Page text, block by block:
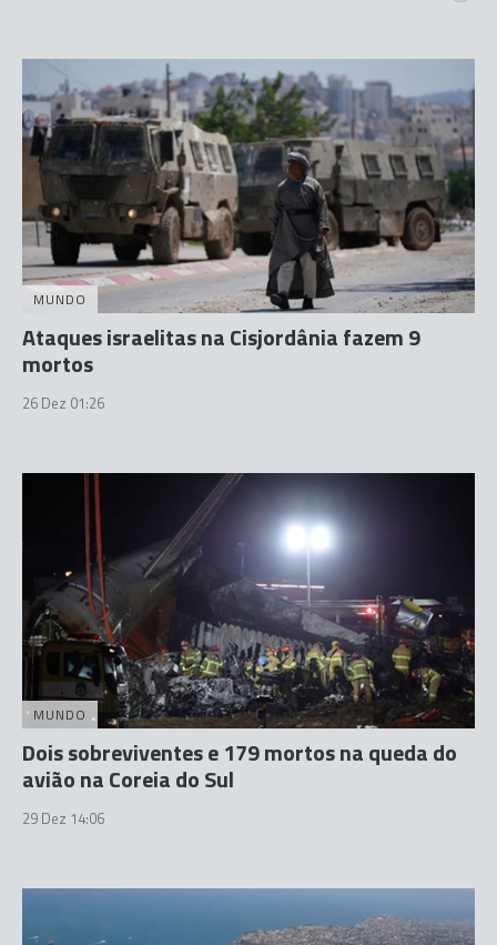
MUNDO
Ataques israelitas na Cisjordânia fazem 9
mortos
26 Dez 01:26
MUNDO
Dois sobreviventes e 179 mortos na queda do
avião na Coreia do Sul
29 Dez 14:06